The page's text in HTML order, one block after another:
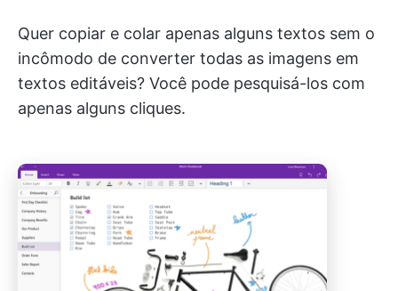
Quer copiar e colar apenas alguns textos sem o
incômodo de converter todas as imagens em
textos editáveis? Você pode pesquisá-los com
apenas alguns cliques.